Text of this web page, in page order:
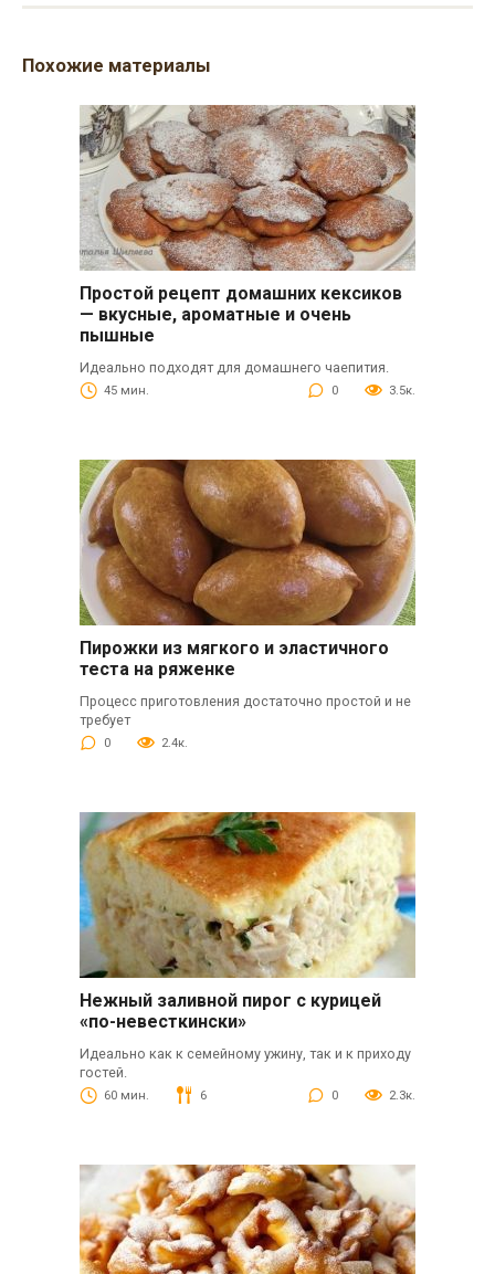
Похожие материалы
Простой рецепт домашних кексиков
— вкусные, ароматные и очень
пышные
Идеально подходят для домашнего чаепития.
45 мин. 0 3.5к.
Пирожки из мягкого и эластичного
теста на ряженке
Процесс приготовления достаточно простой и не
требует
0 2.4к.
Нежный заливной пирог с курицей
«по-невесткински»
Идеально как к семейному ужину, так и к приходу
гостей.
60 мин. 6 0 2.3к.